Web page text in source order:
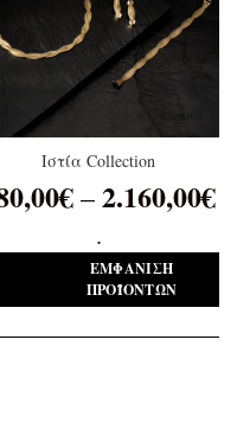
Ιστία Collection
€–2.160,00€
.
ΕΜΦΆΝΙΣΗ
ΠΡΟΪΌΝΤΩΝ